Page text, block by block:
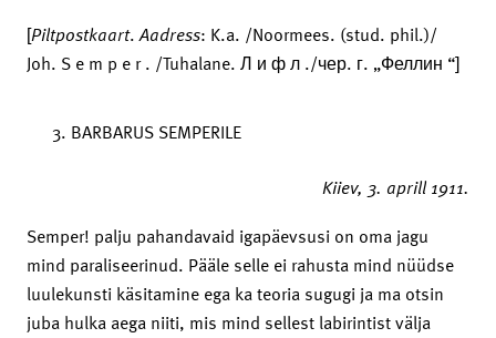
[Piltpostkaart.Aadress: K.a. /Noormees. (stud. phil.)/
Joh. S e m p e r . /Tuhalane. Л и ф л ./чер. г. „Феллин “]
BARBARUS SEMPERILE
Kiiev, 3. aprill 1911.
Semper! palju pahandavaid igapäevsusi on oma jagu
mind paraliseerinud. Pääle selle ei rahusta mind nüüdse
luulekunsti käsitamine ega ka teoria sugugi ja ma otsin
juba hulka aega niiti, mis mind sellest labirintist välja